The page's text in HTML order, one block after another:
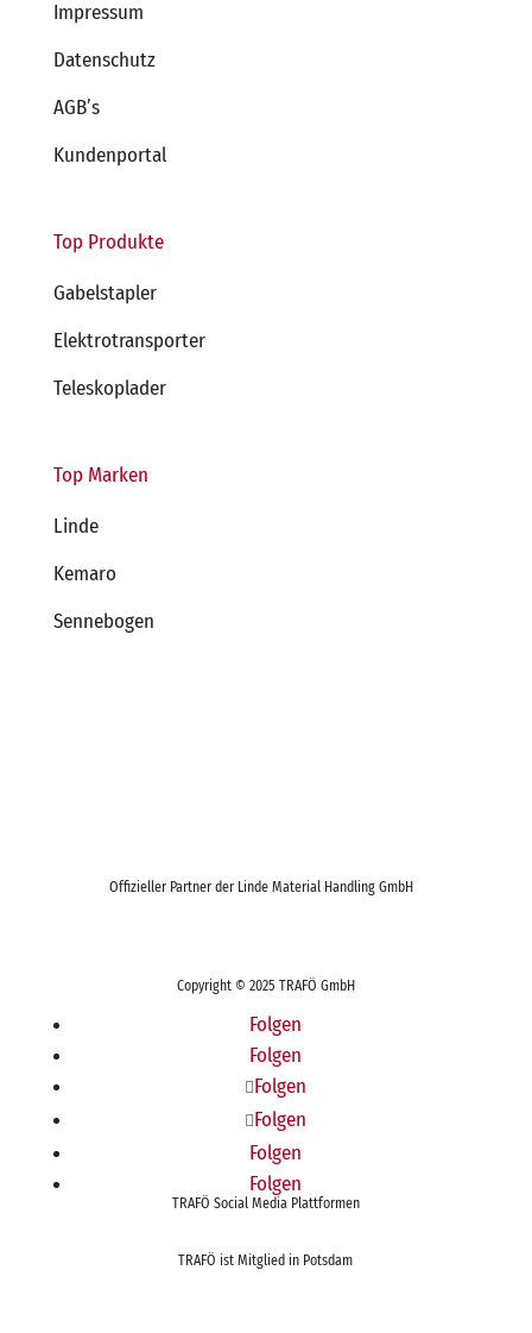
Impressum
Datenschutz
AGB’s
Kundenportal
Top Produkte
Gabelstapler
Elektrotransporter
Teleskoplader
Top Marken
Linde
Kemaro
Sennebogen
Offizieller Partner der Linde Material Handling GmbH
Copyright © 2025 TRAFÖ GmbH
Folgen
Folgen
Folgen
Folgen
Folgen
Folgen
TRAFÖ Social Media Plattformen
TRAFÖ ist Mitglied in Potsdam